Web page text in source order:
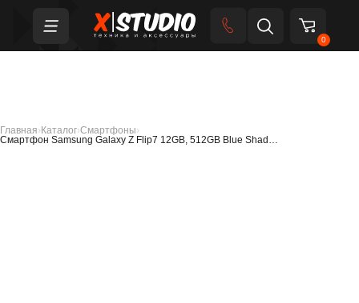
0
Главная› Каталог›Смартфоны›
Смартфон Samsung Galaxy Z Flip7 12GB, 512GB Blue Shad…